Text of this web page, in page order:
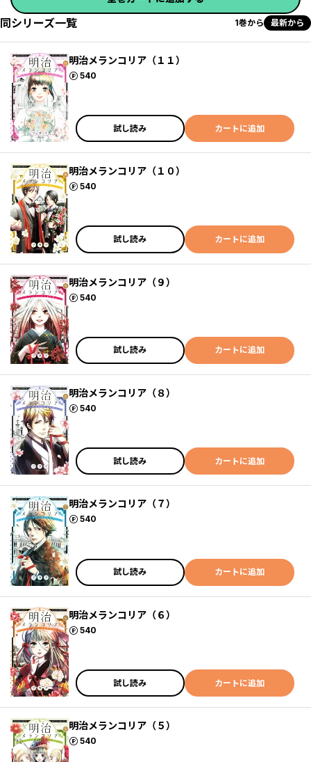
同シリーズ一覧 1巻から 最新から
明治メランコリア（１１）
540
ポイント
試し読み カートに追加
明治メランコリア（１０）
540
ポイント
試し読み カートに追加
明治メランコリア（９）
540
ポイント
試し読み カートに追加
明治メランコリア（８）
540
ポイント
試し読み カートに追加
明治メランコリア（７）
540
ポイント
試し読み カートに追加
明治メランコリア（６）
540
ポイント
試し読み カートに追加
明治メランコリア（５）
540
ポイント